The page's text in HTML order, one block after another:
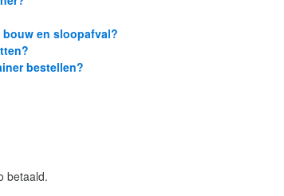
en sloopafval?
bestellen?
betaald.